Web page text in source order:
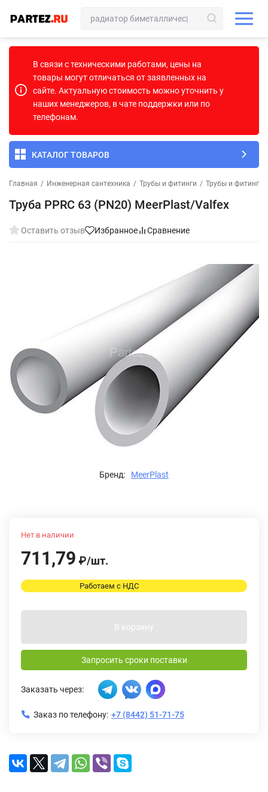
В связи с техническими работами, цены на
товары могут отличаться от заявленных на
сайте. Актуальную стоимость можно уточнить у
наших менеджеров, в чате поддержки или по
телефонам.
КАТАЛОГ ТОВАРОВ
Главная / Инженерная сантехника / Трубы и фитинги / Трубы и фитинги
Труба PPRC 63 (PN20) MeerPlast/Valfex
Оставить отзыв Избранное Сравнение
Бренд: MeerPlast
Нет в наличии
711,79 ₽/шт.
Работаем с НДС
В корзину
Запросить сроки поставки
Заказать через:
Заказ по телефону: +7 (8442) 51-71-75